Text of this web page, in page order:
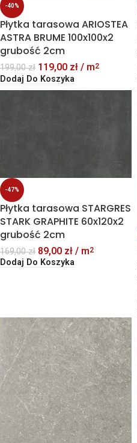
-40%
Płytka tarasowa ARIOSTEA
ASTRA BRUME 100x100x2
grubość 2cm
199,00zł 119,00 zł / m2
Dodaj Do Koszyka
-47%
Płytka tarasowa STARGRES
STARK GRAPHITE 60x120x2
grubość 2cm
169,00zł 89,00 zł / m2
Dodaj Do Koszyka